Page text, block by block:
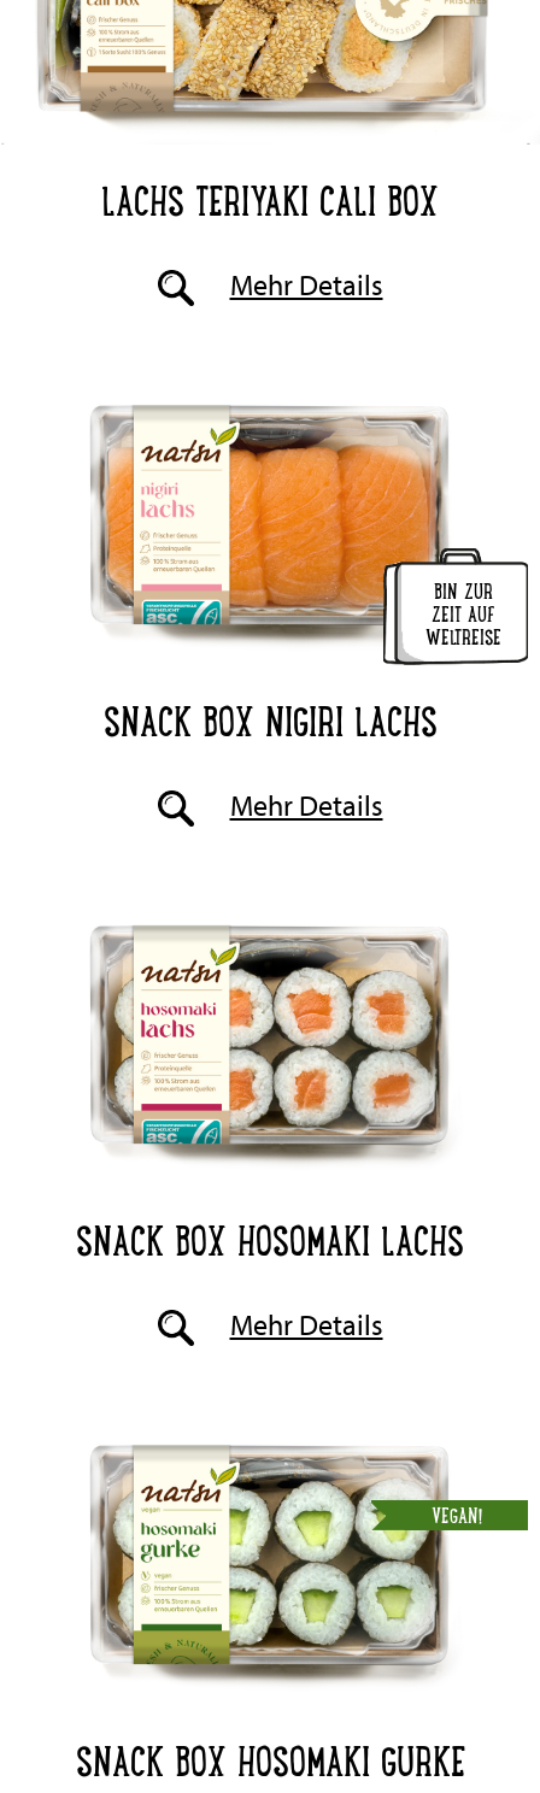
LACHS TERIYAKI CALI BOX
Mehr Details
BIN ZUR
ZEIT AUF
WELTREISE
SNACK BOX NIGIRI LACHS
Mehr Details
SNACK BOX HOSOMAKI LACHS
Mehr Details
VEGAN!
SNACK BOX HOSOMAKI GURKE